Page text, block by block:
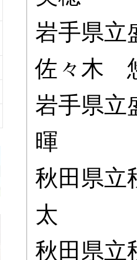
岩手県
佐々木
岩手県
暉
秋田県
太
秋田県